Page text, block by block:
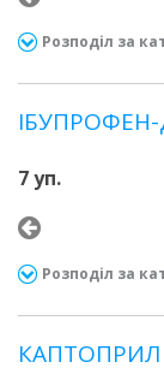
Розподіл за
7 уп.
Розподіл за
КАПТОПРИЛ